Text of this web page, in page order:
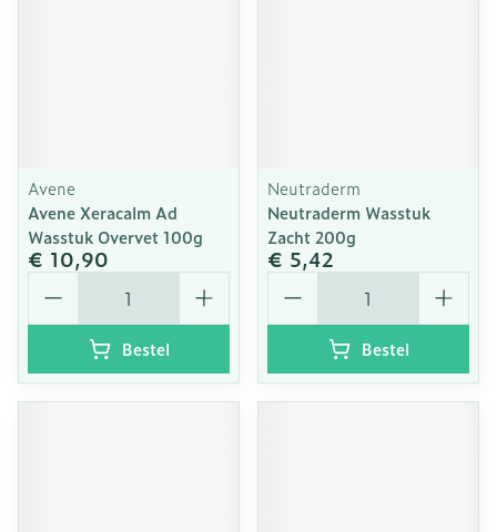
Avene
Avene Xeracalm Ad
Wasstuk Overvet 100g
€ 10,90
Aantal
Bestel
Neutraderm
Neutraderm Wasstuk
Zacht 200g
€ 5,42
Aantal
Bestel